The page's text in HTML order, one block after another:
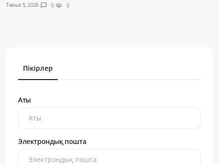
Тамыз 5, 2026 chat_bubble 0 visibility 5
Пікірлер
Аты
Электрондық пошта